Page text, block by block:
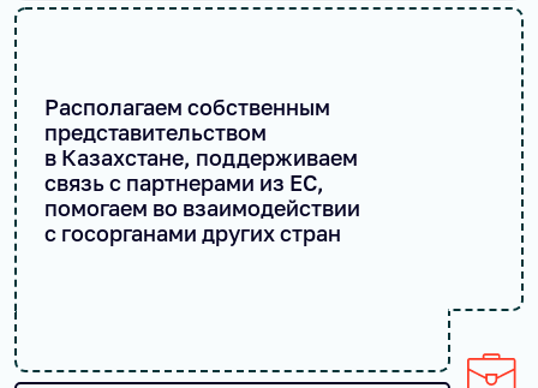
Располагаем собственным
представительством
в Казахстане, поддерживаем
связь с партнерами из ЕС,
помогаем во взаимодействии
с госорганами других стран